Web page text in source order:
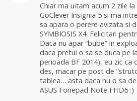
Chiar ma uitam acum 2 zile
GoClever Insignia 5 si ma
sa apara o perere avizata si
SYMBIOSIS X4. Felicitari
Daca nu apar “bube” in
daca pretul o sa se duca pe
perioada BF 2014), eu zic ca
des, macar pe post de
tablea… asta daca nu o sa
ASUS Fonepad Note FHD6 :)